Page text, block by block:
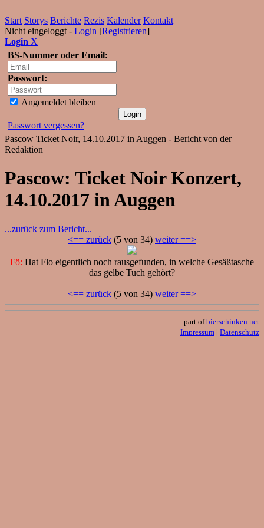
Start Storys Berichte Rezis Kalender Kontakt
Nicht eingeloggt - Login [Registrieren]
Login X
BS-Nummer oder Email:
Passwort:
Angemeldet bleiben
Passwort vergessen?
Pascow Ticket Noir, 14.10.2017 in Auggen - Bericht von der
Redaktion
Pascow: Ticket Noir Konzert,
14.10.2017 in Auggen
...zurück zum Bericht...
<== zurück (5 von 34) weiter ==>
Fö: Hat Flo eigentlich noch rausgefunden, in welche Gesäßtasche
das gelbe Tuch gehört?
<== zurück (5 von 34) weiter ==>
part ofbierschinken.net
Impressum | Datenschutz